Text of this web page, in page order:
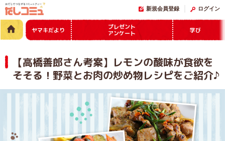
新規会員登録 ログイン
ヤマキだより
プレゼント
アンケート
学び
【高橋善郎さん考案】レモンの酸味が食欲を
そそる！野菜とお肉の炒め物レシピをご紹介♪